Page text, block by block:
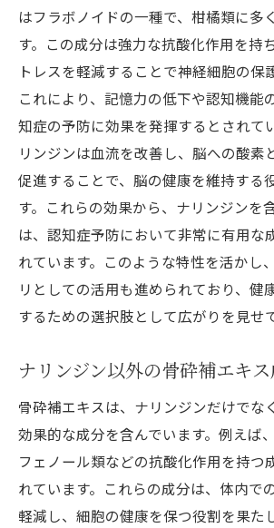
はフラボノイドの一種で、柑橘類に多
す。この成分は強力な抗酸化作用を持
トレスを軽減することで神経細胞の保
これにより、記憶力の低下や認知機能
知症の予防に効果を発揮するとされて
リンジンは血流を改善し、脳への酸素
促進することで、脳の健康を維持する
す。これらの効果から、ナリンジンを
は、認知症予防において非常に有用な
れています。このような特性を活かし
リとしての活用も進められており、健
するための選択肢として広がりを見せ
ナリンジン以外の骨砕補エキ
骨砕補エキスは、ナリンジンだけでな
効果的な成分を含んでいます。例えば
フェノール類などの抗酸化作用を持つ
れています。これらの成分は、体内で
軽減し、細胞の健康を保つ役割を果た